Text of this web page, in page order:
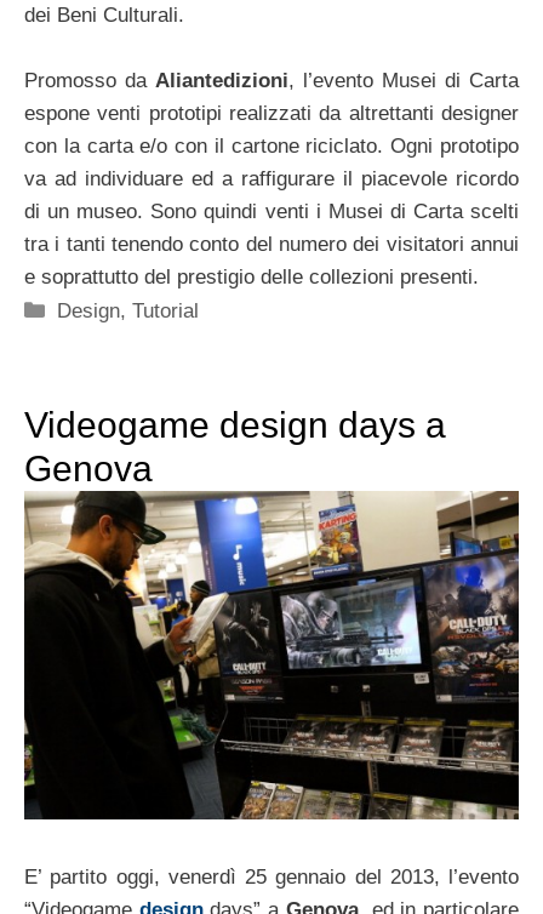
dei Beni Culturali.
Promosso da Aliantedizioni, l’evento Musei di Carta
espone venti prototipi realizzati da altrettanti designer
con la carta e/o con il cartone riciclato. Ogni prototipo
va ad individuare ed a raffigurare il piacevole ricordo
di un museo. Sono quindi venti i Musei di Carta scelti
tra i tanti tenendo conto del numero dei visitatori annui
e soprattutto del prestigio delle collezioni presenti.
Categorie
Design,Tutorial
Videogame design days a
Genova
E’ partito oggi, venerdì 25 gennaio del 2013, l’evento